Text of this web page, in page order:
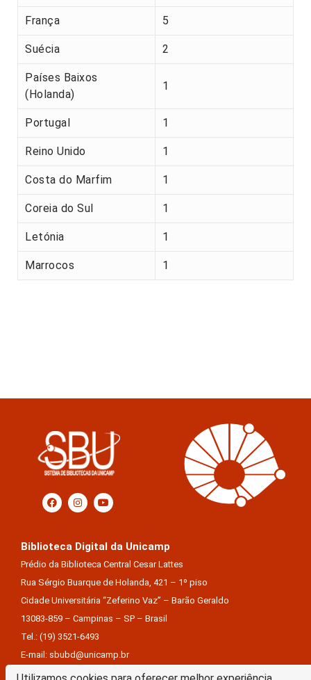
França 5
Suécia 2
Países Baixos
(Holanda)
1
Portugal 1
Reino Unido 1
Costa do Marfim 1
Coreia do Sul 1
Letónia 1
Marrocos 1
Biblioteca Digital da Unicamp
Prédio da Biblioteca Central Cesar Lattes
Rua Sérgio Buarque de Holanda, 421 – 1º piso
Cidade Universitária “Zeferino Vaz” – Barão Geraldo
13083-859 – Campinas – SP – Brasil
Tel.: (19) 3521-6493
E-mail: sbubd@unicamp.br